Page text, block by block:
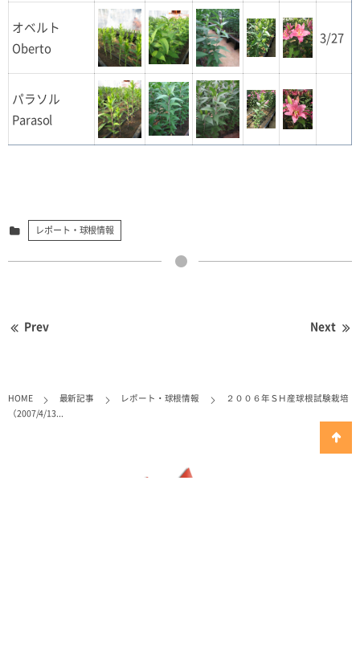
オベルト
Oberto
3/27
パラソル
Parasol
レポート・球根情報
Prev Next
HOME 最新記事 レポート・球根情報
２００６年ＳＨ産球根試験栽培
（2007/4/13...